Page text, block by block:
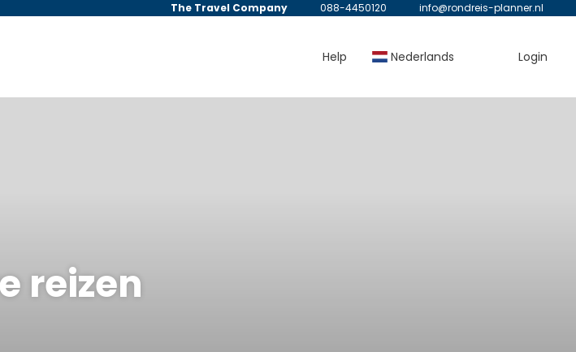
The Travel Company 088-4450120 info@rondreis-planner.nl
Help Nederlands Login
reizen